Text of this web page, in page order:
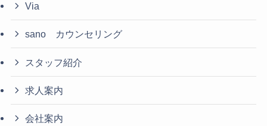
Via
sano カウンセリング
スタッフ紹介
求人案内
会社案内